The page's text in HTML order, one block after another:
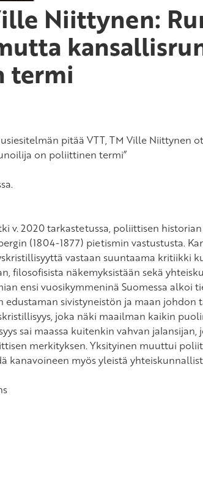
Niittynen:
termi
pitää VTT, TM Ville Niittynen
on poliittinen termi”
v. 2020 tarkastetussa, poliittisen
(1804-1877) pietismin vastustusta.
vastaan suuntaama kritiikki
filosofisista näkemyksistään sekä
ensi vuosikymmeninä Suomessa alkoi
edustaman sivistyneistön ja maan johdon
joka näki maailman kaikin
sai maassa kuitenkin vahvan
merkityksen. Yksityinen muuttui
kanavoineen myös yleistä